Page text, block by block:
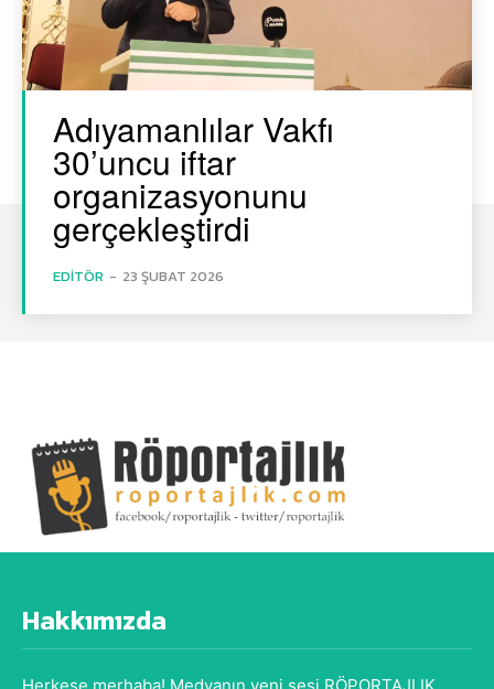
Adıyamanlılar Vakfı
30’uncu iftar
organizasyonunu
gerçekleştirdi
EDITÖR - 23 ŞUBAT 2026
Hakkımızda